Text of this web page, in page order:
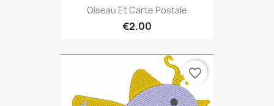
Oiseau Et Carte Postale
€2.00
favorite_border